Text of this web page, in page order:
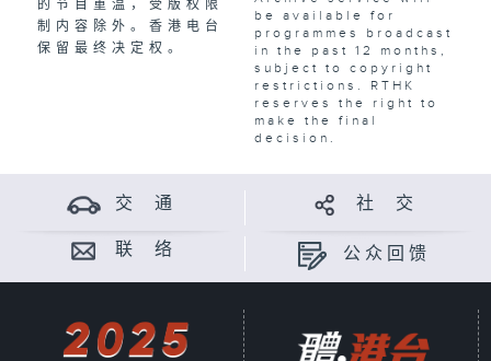
的节目重温，受版权限
制内容除外。香港电台
保留最终决定权。
be available for
programmes broadcast
in the past 12 months,
subject to copyright
restrictions. RTHK
reserves the right to
make the final
decision.
交 通 社 交
联 络 公众回馈